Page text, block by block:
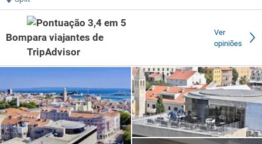
Bom
Ver
opiniões